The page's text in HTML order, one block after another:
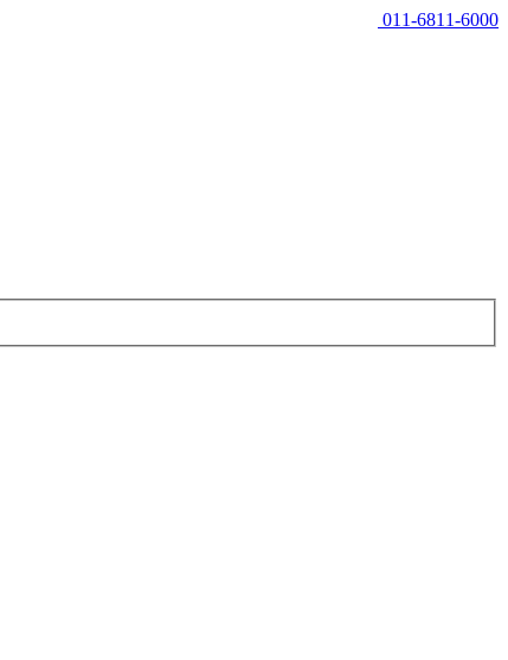
011-6811-6000